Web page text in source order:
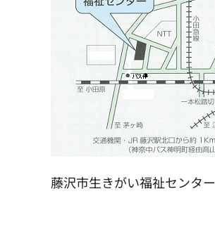
藤沢市生きがい福祉センター